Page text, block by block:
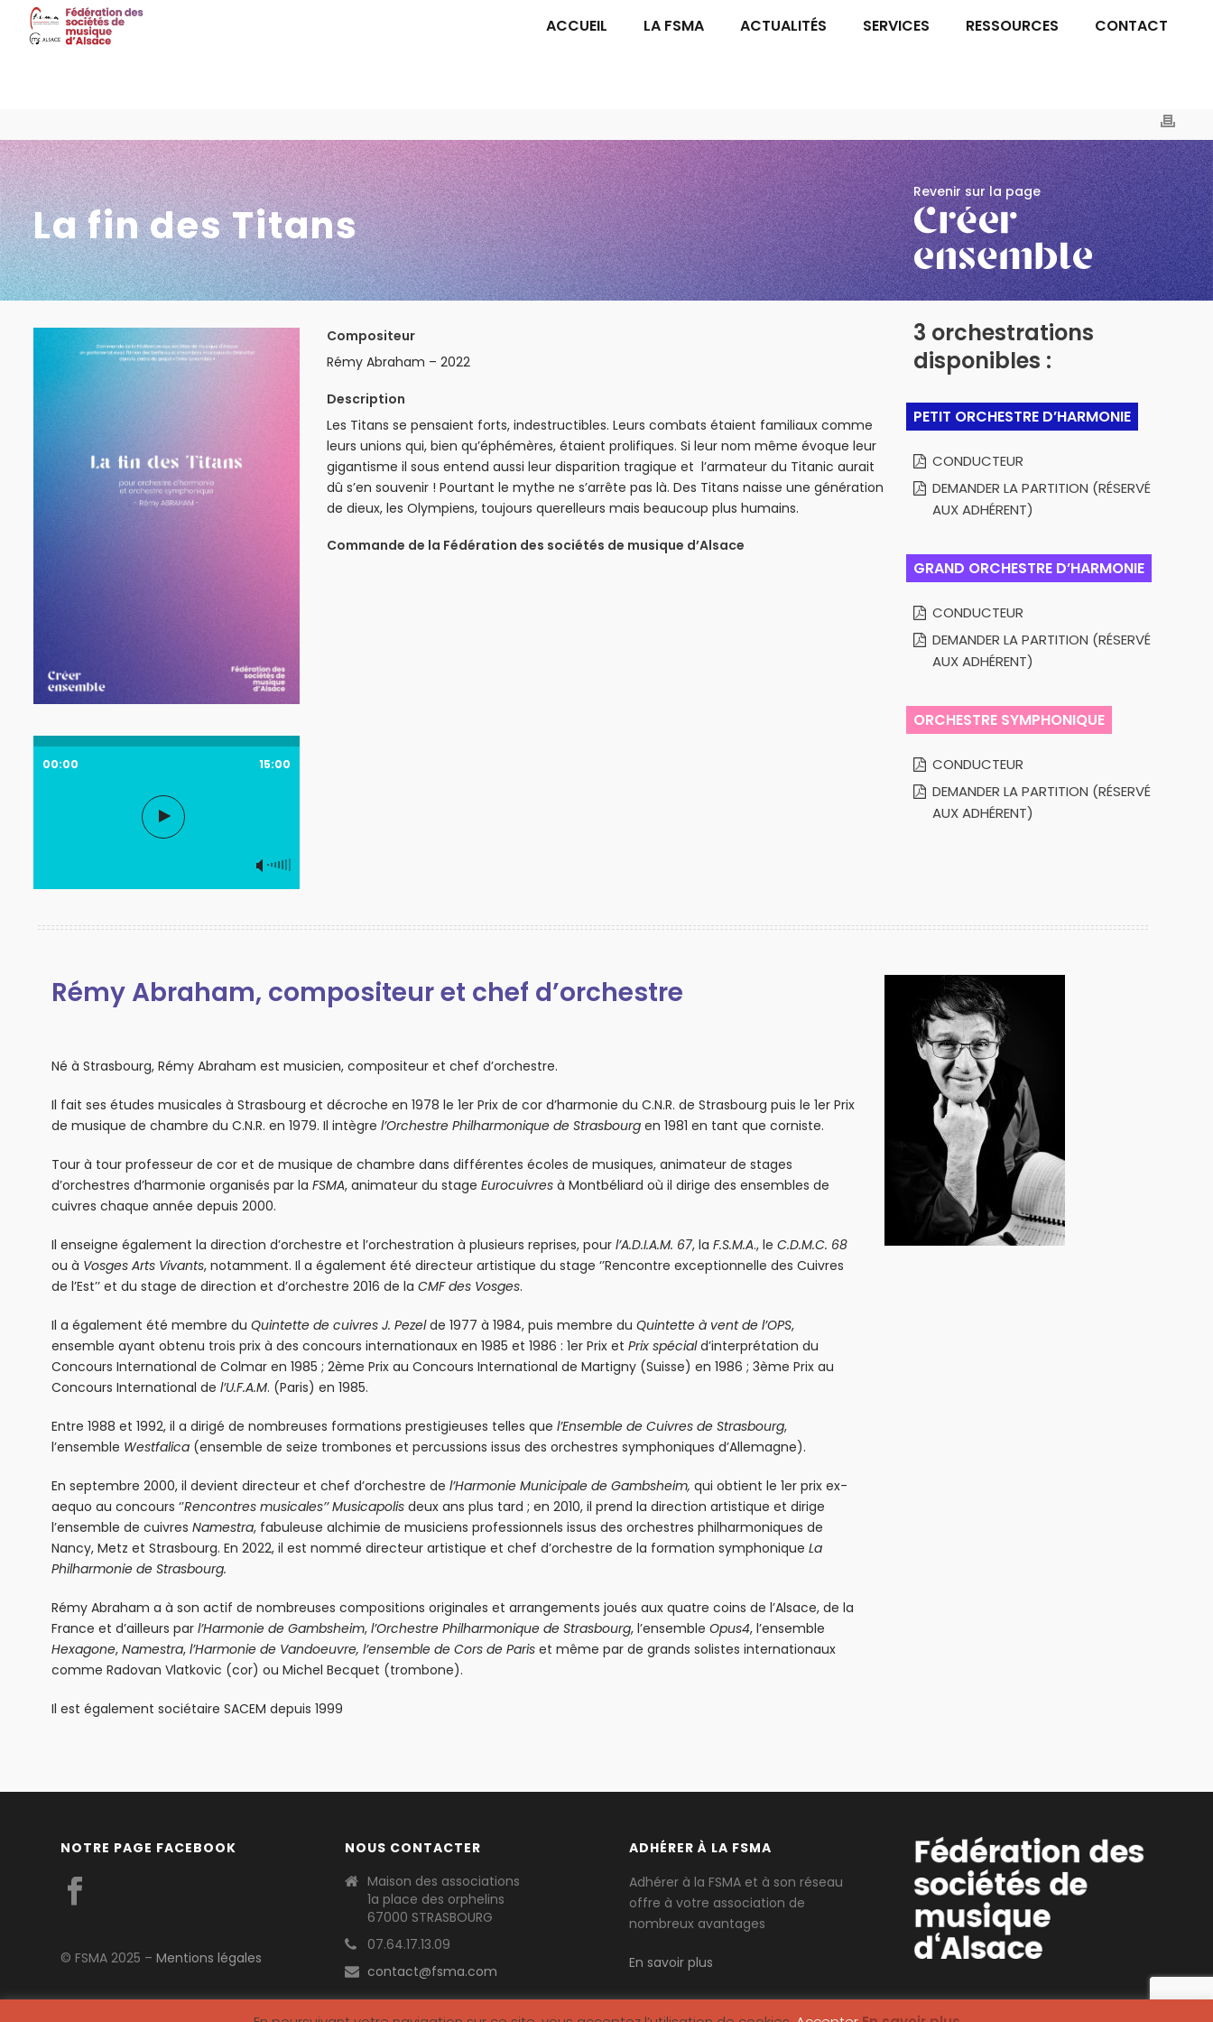
ACCUEIL LA FSMA ACTUALITÉS SERVICES RESSOURCES CONTACT
La fin des Titans
Revenir sur la page
00:00 15:00
Compositeur
Rémy Abraham – 2022
Description
Les Titans se pensaient forts, indestructibles. Leurs combats étaient familiaux comme
leurs unions qui, bien qu’éphémères, étaient prolifiques. Si leur nom même évoque leur
gigantisme il sous entend aussi leur disparition tragique et l’armateur du Titanic aurait
dû s’en souvenir ! Pourtant le mythe ne s’arrête pas là. Des Titans naisse une génération
de dieux, les Olympiens, toujours querelleurs mais beaucoup plus humains.
Commande de la Fédération des sociétés de musique d’Alsace
3 orchestrations
disponibles :
PETIT ORCHESTRE D’HARMONIE
CONDUCTEUR
DEMANDER LA PARTITION (RÉSERVÉ
AUX ADHÉRENT)
GRAND ORCHESTRE D’HARMONIE
CONDUCTEUR
DEMANDER LA PARTITION (RÉSERVÉ
AUX ADHÉRENT)
ORCHESTRE SYMPHONIQUE
CONDUCTEUR
DEMANDER LA PARTITION (RÉSERVÉ
AUX ADHÉRENT)
Rémy Abraham, compositeur et chef d’orchestre
Né à Strasbourg, Rémy Abraham est musicien, compositeur et chef d’orchestre.
Il fait ses études musicales à Strasbourg et décroche en 1978 le 1er Prix de cor d’harmonie du C.N.R. de Strasbourg puis le 1er Prix
de musique de chambre du C.N.R. en 1979. Il intègre l’Orchestre Philharmonique de Strasbourg en 1981 en tant que corniste.
Tour à tour professeur de cor et de musique de chambre dans différentes écoles de musiques, animateur de stages
d’orchestres d’harmonie organisés par la FSMA, animateur du stage Eurocuivres à Montbéliard où il dirige des ensembles de
cuivres chaque année depuis 2000.
Il enseigne également la direction d’orchestre et l’orchestration à plusieurs reprises, pour l’A.D.I.A.M. 67, la F.S.M.A., le C.D.M.C. 68
ou à Vosges Arts Vivants, notamment. Il a également été directeur artistique du stage ‘’Rencontre exceptionnelle des Cuivres
de l’Est’’ et du stage de direction et d’orchestre 2016 de la CMF des Vosges.
Il a également été membre du Quintette de cuivres J. Pezelde 1977 à 1984, puis membre du Quintette à vent de l’OPS,
ensemble ayant obtenu trois prix à des concours internationaux en 1985 et 1986 : 1er Prix et Prix spéciald’interprétation du
Concours International de Colmar en 1985 ; 2ème Prix au Concours International de Martigny (Suisse) en 1986 ; 3ème Prix au
Concours International de l’U.F.A.M. (Paris) en 1985.
Entre 1988 et 1992, il a dirigé de nombreuses formations prestigieuses telles que l’Ensemble de Cuivres de Strasbourg,
l’ensemble Westfalica (ensemble de seize trombones et percussions issus des orchestres symphoniques d’Allemagne).
En septembre 2000, il devient directeur et chef d’orchestre de l’Harmonie Municipale de Gambsheim, qui obtient le 1er prix ex-
aequo au concours ‘’Rencontres musicales’’Musicapolis deux ans plus tard ; en 2010, il prend la direction artistique et dirige
l’ensemble de cuivres Namestra, fabuleuse alchimie de musiciens professionnels issus des orchestres philharmoniques de
Nancy, Metz et Strasbourg. En 2022, il est nommé directeur artistique et chef d’orchestre de la formation symphonique La
Philharmonie de Strasbourg.
Rémy Abraham a à son actif de nombreuses compositions originales et arrangements joués aux quatre coins de l’Alsace, de la
France et d’ailleurs par l’Harmonie de Gambsheim, l’Orchestre Philharmonique de Strasbourg, l’ensemble Opus4, l’ensemble
Hexagone, Namestra, l’Harmonie de Vandoeuvre, l’ensemble de Cors de Paris et même par de grands solistes internationaux
comme Radovan Vlatkovic (cor) ou Michel Becquet (trombone).
Il est également sociétaire SACEM depuis 1999
NOTRE PAGE FACEBOOK
© FSMA 2025 –Mentions légales
NOUS CONTACTER
Maison des associations
1a place des orphelins
67000 STRASBOURG
07.64.17.13.09
contact@fsma.com
ADHÉRER À LA FSMA
Adhérer à la FSMA et à son réseau
offre à votre association de
nombreux avantages
En savoir plus